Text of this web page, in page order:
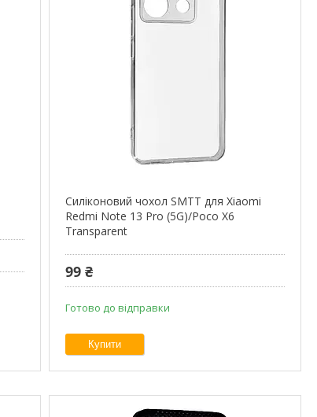
Силіконовий чохол SMTT для Xiaomi
Redmi Note 13 Pro (5G)/Poco X6
Transparent
99 ₴
Готово до відправки
Купити